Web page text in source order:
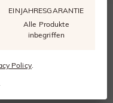
es.
EINJAHRESGARANTIE
Alle Produkte
inbegriffen
Policy.